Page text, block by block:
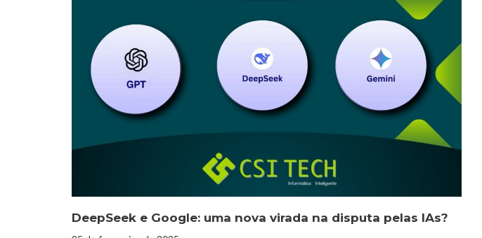
DeepSeek e Google: uma nova virada na disputa pelas IAs?